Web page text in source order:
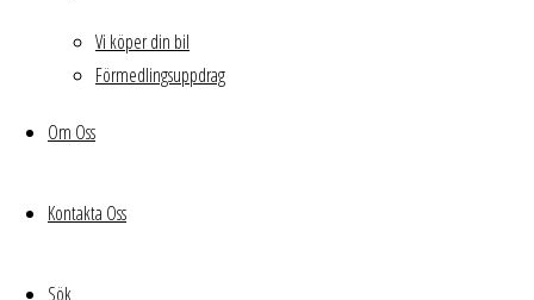
Vi köper din bil
Förmedlingsuppdrag
Om Oss
Kontakta Oss
Sök
Audi A4 Avant 2.0 TDI
quattro S Tronic
Prolin